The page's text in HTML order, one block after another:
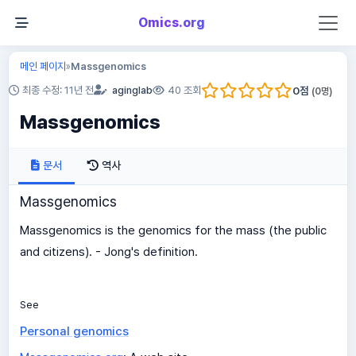
Omics.org
메인 페이지»Massgenomics
최종 수정: 11년 전 aginglab 40 조회 0점 (0명)
Massgenomics
문서 역사
Massgenomics
Massgenomics is the genomics for the mass (the public
and citizens). - Jong's definition.
See
Personal genomics